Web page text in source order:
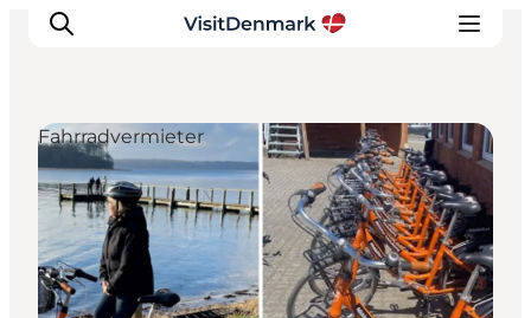
Inspiration
Regionen
Erlebnisse
Unterkünfte
Fahrradvermieter